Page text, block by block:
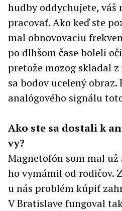
hudby oddychujete, váš
pracovať. Ako keď ste
mal obnovovaciu
po dlhšom čase boleli
pretože mozog skladal
sa bodov ucelený
analógového signálu
Ako ste sa dostali k
vy?
Magnetofón som mal už
ho vymámil od rodičov.
u nás problém kúpiť
V Bratislave fungoval